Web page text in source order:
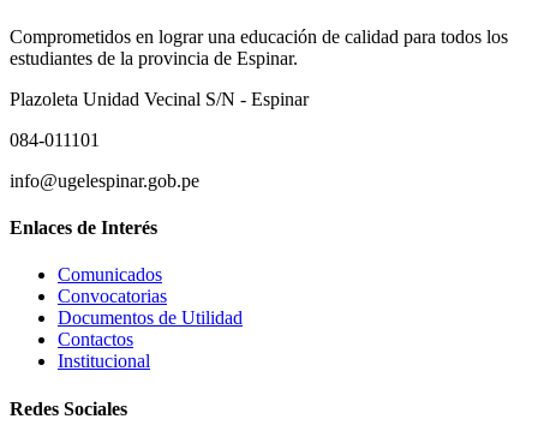
Comprometidos en lograr una educación de calidad para todos los
estudiantes de la provincia de Espinar.
Plazoleta Unidad Vecinal S/N - Espinar
084-011101
info@ugelespinar.gob.pe
Enlaces de Interés
Comunicados
Convocatorias
Documentos de Utilidad
Contactos
Institucional
Redes Sociales